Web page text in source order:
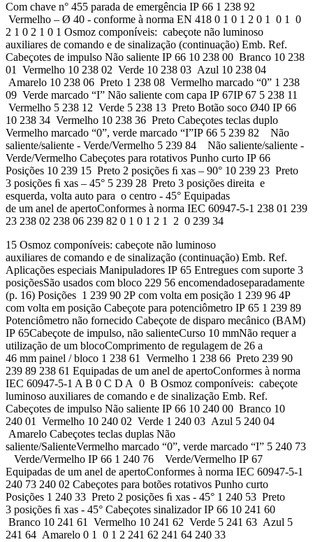
Com chave n° 455 parada de emergência IP 66 1 238 92
Vermelho – Ø 40 - conforme à norma EN 418 0 1 0 1 2 0 1 0 1 0
2 1 0 2 1 0 1 Osmoz componíveis: cabeçote não luminoso
auxiliares de comando e de sinalização (continuação) Emb. Ref.
Cabeçotes de impulso Não saliente IP 66 10 238 00 Branco 10 238
01 Vermelho 10 238 02 Verde 10 238 03 Azul 10 238 04
Amarelo 10 238 06 Preto 1 238 08 Vermelho marcado “0” 1 238
09 Verde marcado “I” Não saliente com capa IP 67IP 67 5 238 11
Vermelho 5 238 12 Verde 5 238 13 Preto Botão soco Ø40 IP 66
10 238 34 Vermelho 10 238 36 Preto Cabeçotes teclas duplo
Vermelho marcado “0”, verde marcado “I”IP 66 5 239 82 Não
saliente/saliente - Verde/Vermelho 5 239 84 Não saliente/saliente -
Verde/Vermelho Cabeçotes para rotativos Punho curto IP 66
Posições 10 239 15 Preto 2 posições ﬁ xas – 90° 10 239 23 Preto
3 posições ﬁ xas – 45° 5 239 28 Preto 3 posições direita e
esquerda, volta auto para o centro - 45° Equipadas
de um anel de apertoConformes à norma IEC 60947-5-1 238 01 239
23 238 02 238 06 239 82 0 1 0 1 2 1 2 0 239 34
15 Osmoz componíveis: cabeçote não luminoso
auxiliares de comando e de sinalização (continuação) Emb. Ref.
Aplicações especiais Manipuladores IP 65 Entregues com suporte 3
posiçõesSão usados com bloco 229 56 encomendadoseparadamente
(p. 16) Posições 1 239 90 2P com volta em posição 1 239 96 4P
com volta em posição Cabeçote para potenciômetro IP 65 1 239 89
Potenciômetro não fornecido Cabeçote de disparo mecânico (BAM)
IP 65Cabeçote de impulso, não salienteCurso 10 mmNão requer a
utilização de um blocoComprimento de regulagem de 26 a
46 mm painel / bloco 1 238 61 Vermelho 1 238 66 Preto 239 90
239 89 238 61 Equipadas de um anel de apertoConformes à norma
IEC 60947-5-1 A B 0 C D A 0 B Osmoz componíveis: cabeçote
luminoso auxiliares de comando e de sinalização Emb. Ref.
Cabeçotes de impulso Não saliente IP 66 10 240 00 Branco 10
240 01 Vermelho 10 240 02 Verde 1 240 03 Azul 5 240 04
Amarelo Cabeçotes teclas duplas Não
saliente/SalienteVermelho marcado “0”, verde marcado “I” 5 240 73
Verde/Vermelho IP 66 1 240 76 Verde/Vermelho IP 67
Equipadas de um anel de apertoConformes à norma IEC 60947-5-1
240 73 240 02 Cabeçotes para botões rotativos Punho curto
Posições 1 240 33 Preto 2 posições ﬁ xas - 45° 1 240 53 Preto
3 posições ﬁ xas - 45° Cabeçotes sinalizador IP 66 10 241 60
Branco 10 241 61 Vermelho 10 241 62 Verde 5 241 63 Azul 5
241 64 Amarelo 0 1 0 1 2 241 62 241 64 240 33